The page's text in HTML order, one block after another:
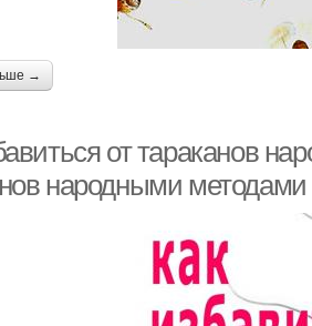
→
от тараканов
народными методами